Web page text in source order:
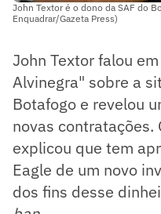
John Textor é o dono da SAF do
Enquadrar/Gazeta Press)
John Textor falou
Alvinegra" sobre a
Botafogo e revelou
novas contratações.
explicou que tem
Eagle de um novo
dos fins desse